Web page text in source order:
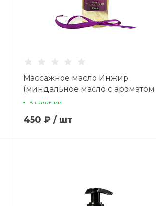
Массажное масло Инжир
(миндальное масло с ароматом
инжира) 100 мл
В наличии
450 ₽/ шт